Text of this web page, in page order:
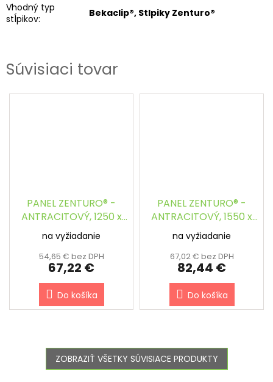
Vhodný typ
stĺpikov: Bekaclip®, Stlpiky Zenturo®
Súvisiaci tovar
PANEL ZENTURO® -
ANTRACITOVÝ, 1250 x
2000 / 5.0 mm
na vyžiadanie
54,65 € bez DPH
67,22 €
Do košíka
PANEL ZENTURO® -
ANTRACITOVÝ, 1550 x
2000 / 5.0 mm
na vyžiadanie
67,02 € bez DPH
82,44 €
Do košíka
ZOBRAZIŤ VŠETKY SÚVISIACE PRODUKTY